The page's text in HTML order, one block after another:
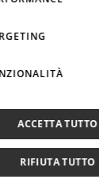
serbo Dusan
bellissima
a
argentino
a spese di un
alla
ACCETTA TUTTO
RIFIUTA TUTTO